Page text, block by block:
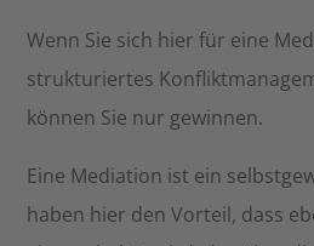
Wenn Sie sich hier für eine
strukturiertes
können Sie nur gewinnen.
Eine Mediation ist ein
haben hier den Vorteil, dass